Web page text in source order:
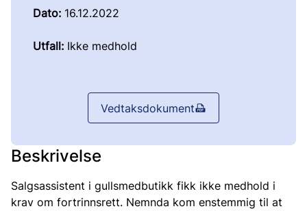
Dato: 16.12.2022
Utfall: Ikke medhold
Vedtaksdokument
Beskrivelse
Salgsassistent i gullsmedbutikk fikk ikke medhold i
krav om fortrinnsrett. Nemnda kom enstemmig til at